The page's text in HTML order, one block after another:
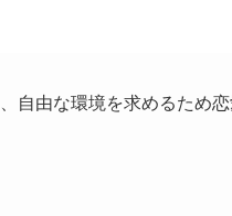
自由な環境を求めるため